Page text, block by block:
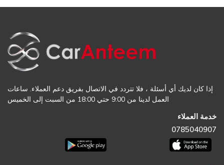
إذا كان لديك أي أسئلة ، فلا تتردد في الاتصال بفريق دعم العملاء. ساعات
العمل لدينا من 9:00 حتي 18:00 من السبت إلى الخميس
خدمة العملاء
0785040907